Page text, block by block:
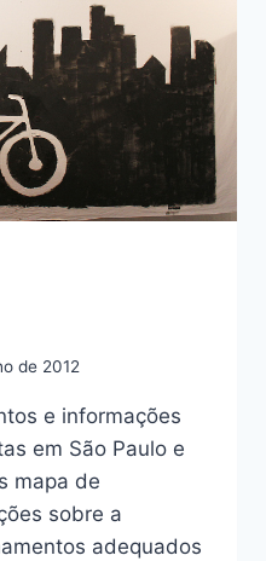
de 2012
e informações
em São Paulo e
mapa de
sobre a
adequados